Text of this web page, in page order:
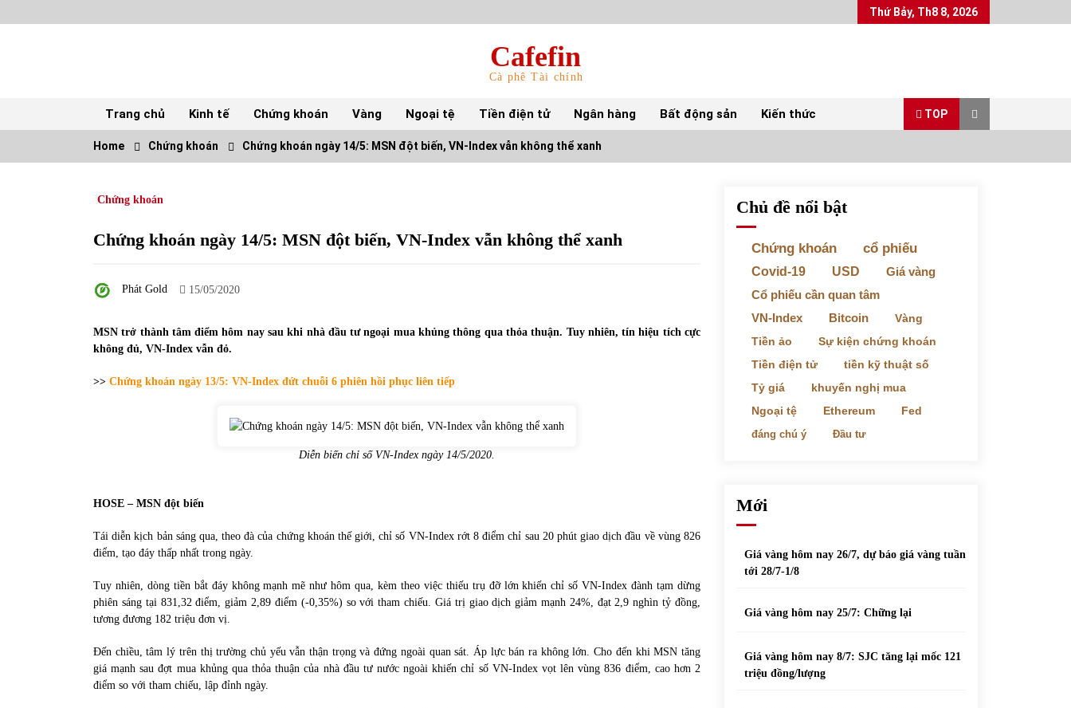
to
Thứ Bảy, Th8 8, 2026
Cafefin
Cà phê Tài chính
Trang chủ Kinh tế Chứng khoán Vàng Ngoại tệ Tiền điện tử Ngân hàng Bất động sản Kiến thức TOP
TOP
05/07/2022 15/06/2022
Top 10 mặt hàng Việt Nam xuất khẩu nhiều
nhất tháng 5/2022
28,7 tỷ đồng
Bất ổn từ các cuộc đấu giá đất ở Thanh Hoá
31/05/2022
Tiền gửi vào ngân hàng tiếp tục tăng mạnh
Chứng khoán ngày 30/5/2022: Top 10 cổ
phiếu nổi bật
Phân tích giá tiền điện tử sau ngày thị
trường lập kỷ lục vốn hóa
Chứng khoán ngày 12/10/2021: Top 10 cổ
phiếu nổi bật
13/10/2021
Home Chứng khoán Chứng khoán ngày 14/5: MSN đột biến, VN-Index vẫn không thể xanh
Chứng khoán
Chứng khoán ngày 14/5: MSN đột biến, VN-Index vẫn không thể xanh
Phát Gold 15/05/2020
MSN trở thành tâm điểm hôm nay sau khi nhà đầu tư ngoại mua khủng thông qua thỏa thuận. Tuy nhiên, tín hiệu tích cực
không đủ, VN-Index vẫn đỏ.
>> Chứng khoán ngày 13/5: VN-Index đứt chuỗi 6 phiên hồi phục liên tiếp
Diễn biến chỉ số VN-Index ngày 14/5/2020.
HOSE – MSN đột biến
Tái diễn kịch bản sáng qua, theo đà của chứng khoán thế giới, chỉ số VN-Index rớt 8 điểm chỉ sau 20 phút giao dịch đầu về vùng 826
điểm, tạo đáy thấp nhất trong ngày.
Tuy nhiên, dòng tiền bắt đáy không mạnh mẽ như hôm qua, kèm theo việc thiếu trụ đỡ lớn khiến chỉ số VN-Index đành tạm dừng
phiên sáng tại 831,32 điểm, giảm 2,89 điểm (-0,35%) so với tham chiếu. Giá trị giao dịch giảm mạnh 24%, đạt 2,9 nghìn tỷ đồng,
tương đương 182 triệu đơn vị.
Đến chiều, tâm lý trên thị trường chủ yếu vẫn thận trọng và đứng ngoài quan sát. Áp lực bán ra không lớn. Cho đến khi MSN tăng
giá mạnh sau đợt mua khủng qua thỏa thuận của nhà đầu tư nước ngoài khiến chỉ số VN-Index vọt lên vùng 836 điểm, cao hơn 2
điểm so với tham chiếu, lập đỉnh ngày.
Chủ đề nổi bật
Chứng khoán cổ phiếu
Covid-19 USD
Giá vàng
Cổ phiếu cần quan tâm
VN-Index Bitcoin
Vàng
Tiền ảo
Sự kiện chứng khoán
Tiền điện tử
tiền kỹ thuật số
Tỷ giá
khuyến nghị mua
Ngoại tệ
Ethereum
Fed
đáng chú ý
Đầu tư
Mới
Giá vàng hôm nay 26/7, dự báo giá vàng tuần
tới 28/7-1/8
Giá vàng hôm nay 25/7: Chững lại
Giá vàng hôm nay 8/7: SJC tăng lại mốc 121
triệu đồng/lượng